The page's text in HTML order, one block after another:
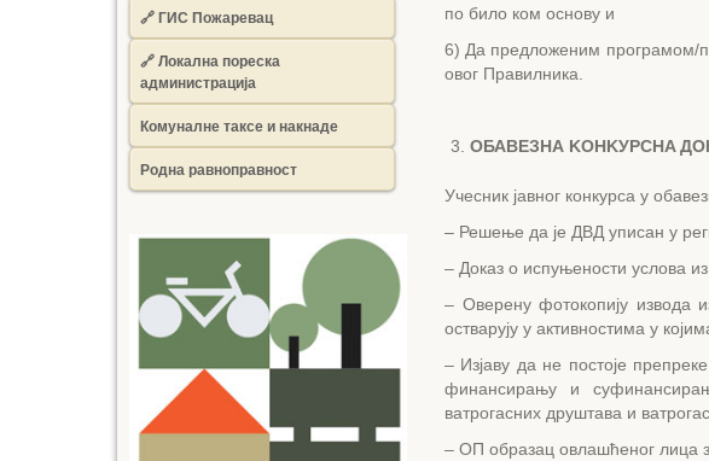
🔗 ГИС Пожаревац
🔗 Локална пореска
администрација
Комуналне таксе и накнаде
Родна равноправност
по било ком основу и
6) Да предложеним програмом/
овог Правилника.
ОБАВЕЗНА KOHKУPCHA
Учесник јавног конкурса у
– Решење да је ДВД уписан у
– Доказ о испуњености услова
– Оверену фотокопију извода
остварују у активностима у
– Изјаву да не постоје
финансирању и
ватрогасних друштава и
– ОП образац овлашћеног лица